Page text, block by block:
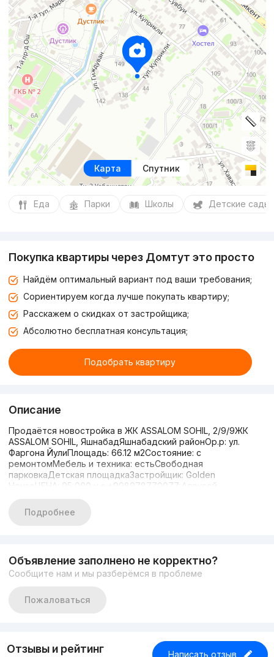
Карта Спутник
Еда Парки Школы Детские сады
Покупка квартиры через Домтут это просто
Найдём оптимальный вариант под ваши требования;
Сориентируем когда лучше покупать квартиру;
Расскажем о скидках от застройщика;
Абсолютно бесплатная консультация;
Подобрать квартиру
Описание
Продаётся новостройка в ЖК ASSALOM SOHIL, 2/9/9ЖК
ASSALOM SOHIL, ЯшнабадЯшнабадский районОр.р: ул.
Фаргона ЙулиПлощадь: 66.12 м2Состояние: с
ремонтомМебель и техника: естьСвободная
парковкаДетская площадкаЗастройщик: Golden
HouseЦЕНА: 95 000 у.е.+998978770077 Алексей
Подробнее
Объявление заполнено не корректно?
Сообщите нам и мы разберёмся в проблеме
Пожаловаться
Отзывы и рейтинг Написать отзыв